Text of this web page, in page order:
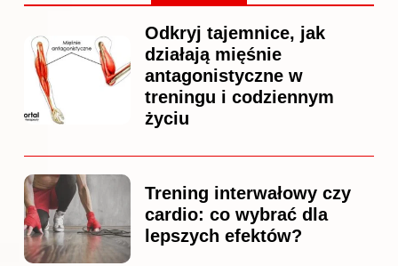
Odkryj tajemnice, jak
działają mięśnie
antagonistyczne w
treningu i codziennym
życiu
Trening interwałowy czy
cardio: co wybrać dla
lepszych efektów?